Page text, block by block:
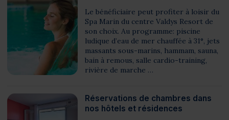
Le bénéficiaire peut profiter à loisir du
Spa Marin du centre Valdys Resort de
son choix. Au programme: piscine
ludique d’eau de mer chauffée à 31°, jets
massants sous-marins, hammam, sauna,
bain à remous, salle cardio-training,
rivière de marche …
Réservations de chambres dans
nos hôtels et résidences